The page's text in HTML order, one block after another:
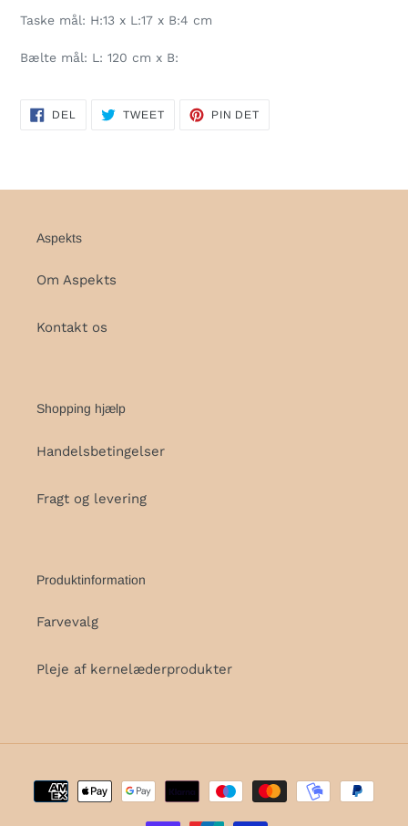
Taske mål: H:13 x L:17 x B:4 cm
Bælte mål: L: 120 cm x B:
DEL
PÅ
TWEETTWEET
PIN DET
Aspekts
Om Aspekts
Kontakt os
Shopping hjælp
Handelsbetingelser
Fragt og levering
Produktinformation
Farvevalg
Pleje af kernelæderprodukter
Betalingsmetoder